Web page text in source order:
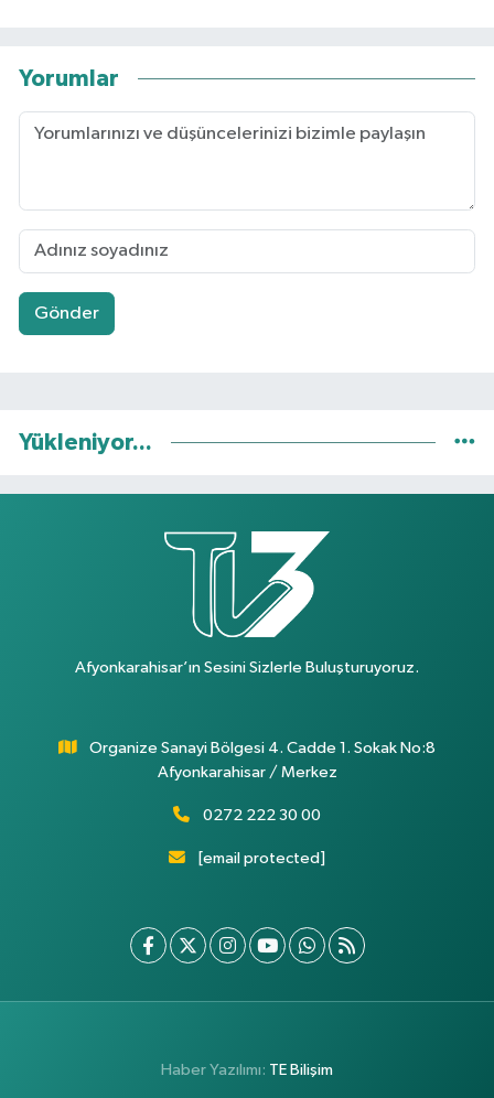
Yorumlar
Gönder
Yükleniyor...
Afyonkarahisar’ın Sesini Sizlerle Buluşturuyoruz.
Organize Sanayi Bölgesi 4. Cadde 1. Sokak No:8
Afyonkarahisar / Merkez
0272 222 30 00
[email protected]
Haber Yazılımı: TE Bilişim